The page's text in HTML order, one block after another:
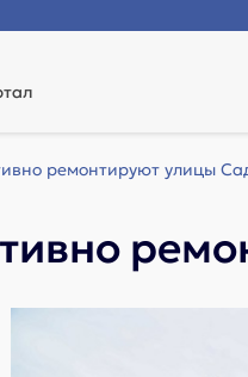
ремонтируют улицы